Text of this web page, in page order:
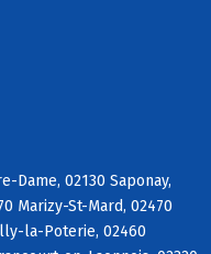
Dame, 02130 Saponay,
Marizy-St-Mard, 02470
la-Poterie, 02460